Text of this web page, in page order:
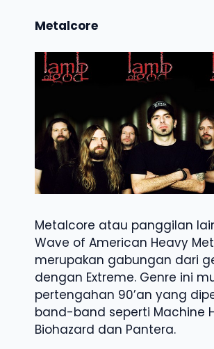
Metalcore
Metalcore atau panggilan
Wave of American Heavy
merupakan gabungan dari
dengan Extreme. Genre ini
pertengahan 90’an yang
band-band seperti Machine
Biohazard dan Pantera.